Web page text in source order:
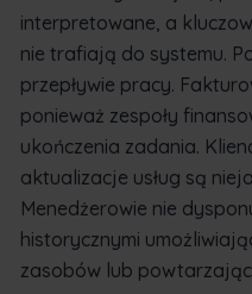
interpretowane, a
nie trafiają do systemu.
przepływie pracy.
ponieważ zespoły
ukończenia zadania.
aktualizacje usług są
Menedżerowie nie
historycznymi
zasobów lub